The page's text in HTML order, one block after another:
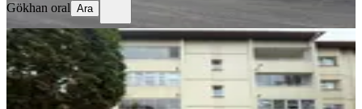
Gökhan oral Ara
SİTE İÇİ
Oyak Sitesinde Muheşem Lokasyonda
3+1 Satılık Daire
Ankara, Çankaya